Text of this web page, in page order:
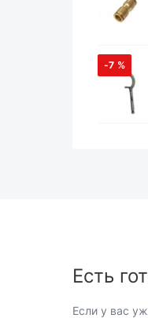
-7 %
Есть
Если у вас